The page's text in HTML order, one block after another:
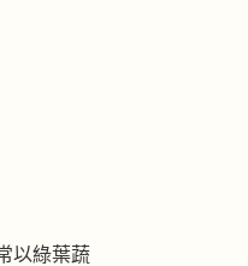
以綠葉蔬